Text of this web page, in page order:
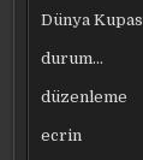
Dünya
durum…
düzenleme
ecrin